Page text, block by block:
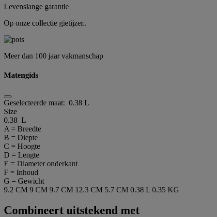
Levenslange garantie
Op onze collectie gietijzer..
Meer dan 100 jaar vakmanschap
Matengids
Geselecteerde maat: 0.38 L
Size
0.38 L
A = Breedte
B = Diepte
C = Hoogte
D = Lengte
E = Diameter onderkant
F = Inhoud
G = Gewicht
9.2 CM 9 CM 9.7 CM 12.3 CM 5.7 CM 0.38 L 0.35 KG
Combineert uitstekend met